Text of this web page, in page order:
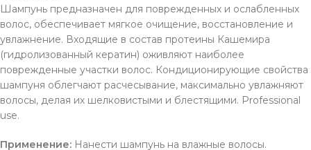
Шампунь предназначен для поврежденных и ослабленных
волос, обеспечивает мягкое очищение, восстановление и
увлажнение. Входящие в состав протеины Кашемира
(гидролизованный кератин) оживляют наиболее
поврежденные участки волос. Кондиционирующие свойства
шампуня облегчают расчесывание, максимально увлажняют
волосы, делая их шелковистыми и блестящими. Professional
use.
Применение: Нанести шампунь на влажные волосы.